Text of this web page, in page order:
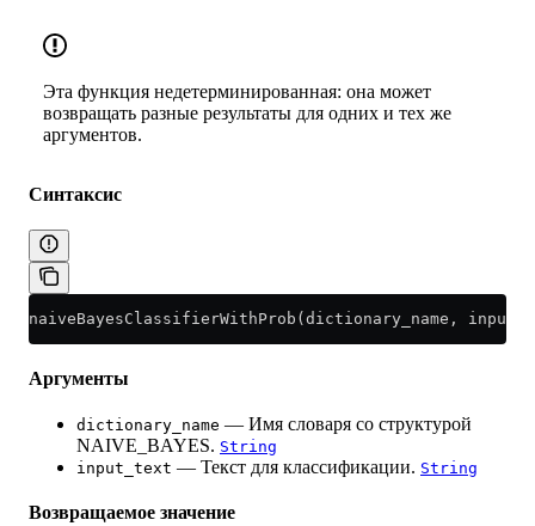
Эта функция недетерминированная: она может
возвращать разные результаты для одних и тех же
аргументов.
Синтаксис
naiveBayesClassifierWithProb(dictionary_name,
Аргументы
dictionary_name — Имя словаря со структурой
NAIVE_BAYES. String
input_text — Текст для классификации. String
Возвращаемое значение